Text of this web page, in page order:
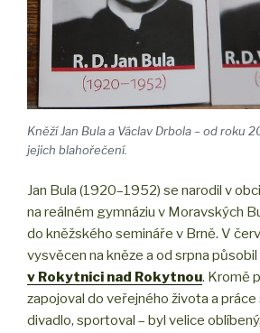
Kněží Jan Bula a Václav Drbola – od roku
jejich blahořečení.
Jan Bula (1920–1952) se narodil v
na reálném gymnáziu v Moravských
do kněžského semináře v Brně. V
vysvěcen na kněze a od srpna
v Rokytnici nad Rokytnou. Kromě
zapojoval do veřejného života a práce
divadlo, sportoval – byl velice